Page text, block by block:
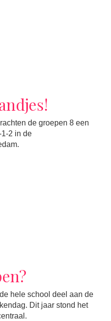
de groepen 8 een
2 in de
hele school deel aan de
Dit jaar stond het